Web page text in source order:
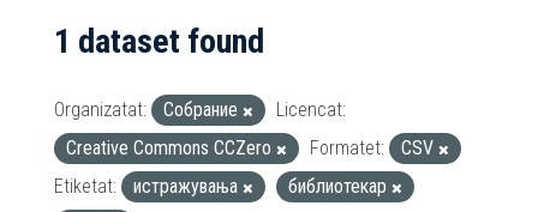
1 dataset found
Organizatat: Собрание
Licencat:
Creative Commons CCZero
Formatet:
CSV
Etiketat:
истражувања
библиотекар